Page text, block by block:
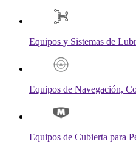
Equipos y Sistemas de
Equipos de Navegación,
Equipos de Cubierta para